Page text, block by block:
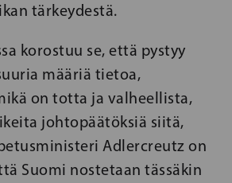
tärkeydestä.
korostuu se, että pystyy
määriä tietoa,
on totta ja valheellista,
johtopäätöksiä siitä,
Adlercreutz on
Suomi nostetaan tässäkin